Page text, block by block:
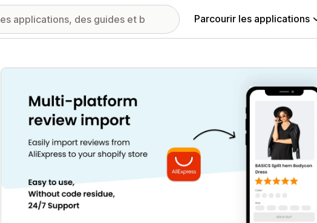
Parcourir les applications
Galerie d’images vedette